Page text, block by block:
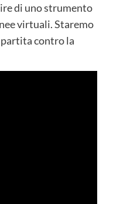
di uno strumento
virtuali. Staremo
partita contro la